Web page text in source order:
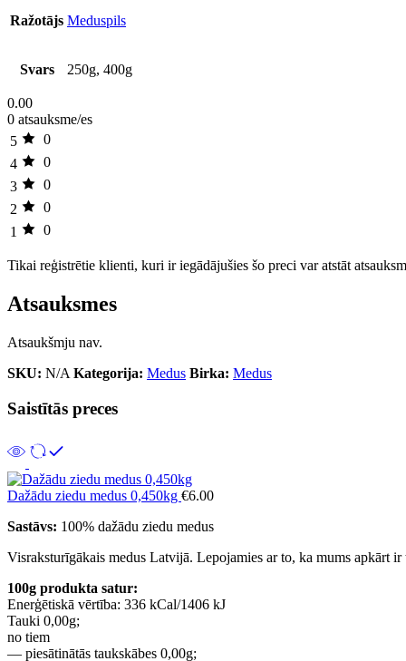
Ražotājs Meduspils
Svars 250g, 400g
0.00
0 atsauksme/es
5
0
4
0
3
0
2
0
1
0
Tikai reģistrētie klienti, kuri ir iegādājušies šo preci var atstāt
Atsauksmes
Atsaukšmju nav.
SKU: N/A Kategorija: Medus Birka: Medus
Saistītās preces
Dažādu ziedu medus 0,450kg €6.00
Sastāvs: 100% dažādu ziedu medus
Visraksturīgākais medus Latvijā. Lepojamies ar to, ka mums apkārt
100g produkta satur:
Enerģētiskā vērtība: 336 kCal/1406 kJ
Tauki 0,00g;
no tiem
— piesātinātās taukskābes 0,00g;